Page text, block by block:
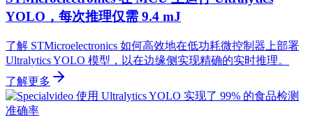
YOLO，每次推理仅需 9.4 mJ
了解 STMicroelectronics 如何高效地在低功耗微控制器上部署
Ultralytics YOLO 模型，以在边缘侧实现精确的实时推理。
了解更多